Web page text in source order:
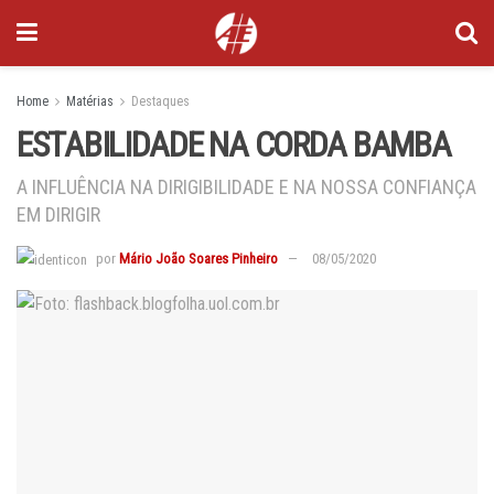
Home Matérias Destaques
ESTABILIDADE NA CORDA BAMBA
A INFLUÊNCIA NA DIRIGIBILIDADE E NA NOSSA CONFIANÇA
EM DIRIGIR
por Mário João Soares Pinheiro 08/05/2020